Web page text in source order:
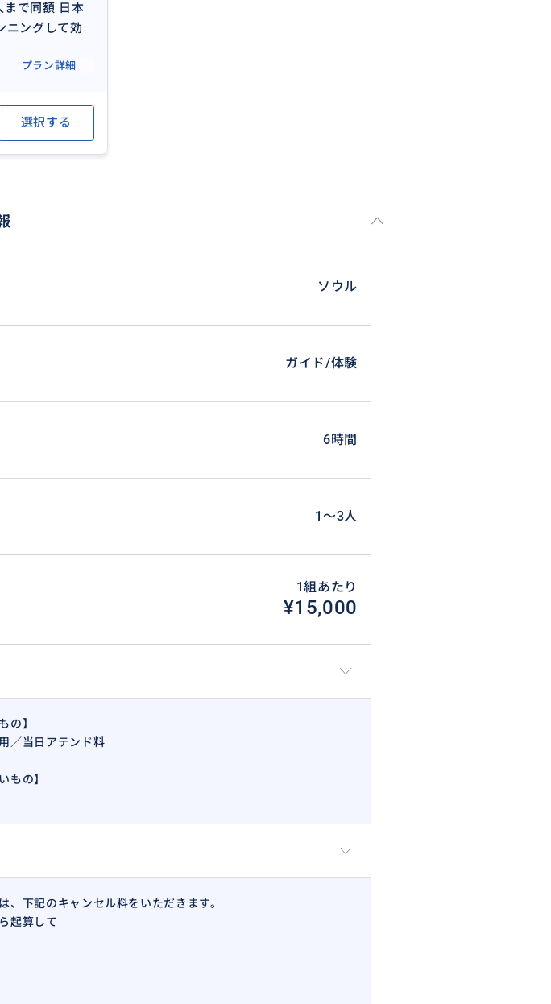
まで同額 日本
ニングして効
～♪
プラン詳細
選択する
ソウル
ガイド/体験
6時間
1〜3人
1組あたり
¥15,000
の】
／当日アテンド料
もの】
、下記のキャンセル料をいただきます。
起算して